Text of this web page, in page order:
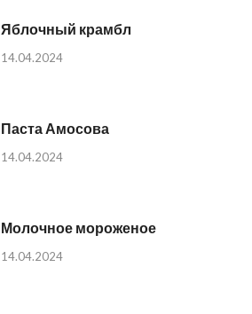
Яблочный крамбл
14.04.2024
Паста Амосова
14.04.2024
Молочное мороженое
14.04.2024